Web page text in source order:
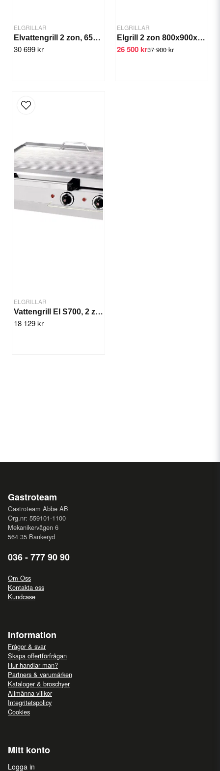
ELGRILLAR
Elvattengrill 2 zon, 65x70x30 cm
30 699 kr
ELGRILLAR
Elgrill 2 zon 800x900x850 mm
37 900 kr
26 500 kr
ELGRILLAR
Vattengrill El S700, 2 zon, 11,1 kW
18 129 kr
Gastroteam
Gastroteam Abbe AB
Org.nr: 559101-1100
Mekanikervägen 6
564 35 Bankeryd
036 - 777 90 90
Om Oss
Kontakta oss
Kundcase
Information
Frågor & svar
Skapa offertförfrågan
Hur handlar man?
Partners & varumärken
Kataloger & broschyer
Allmänna villkor
Integritetspolicy
Cookies
Mitt konto
Logga in